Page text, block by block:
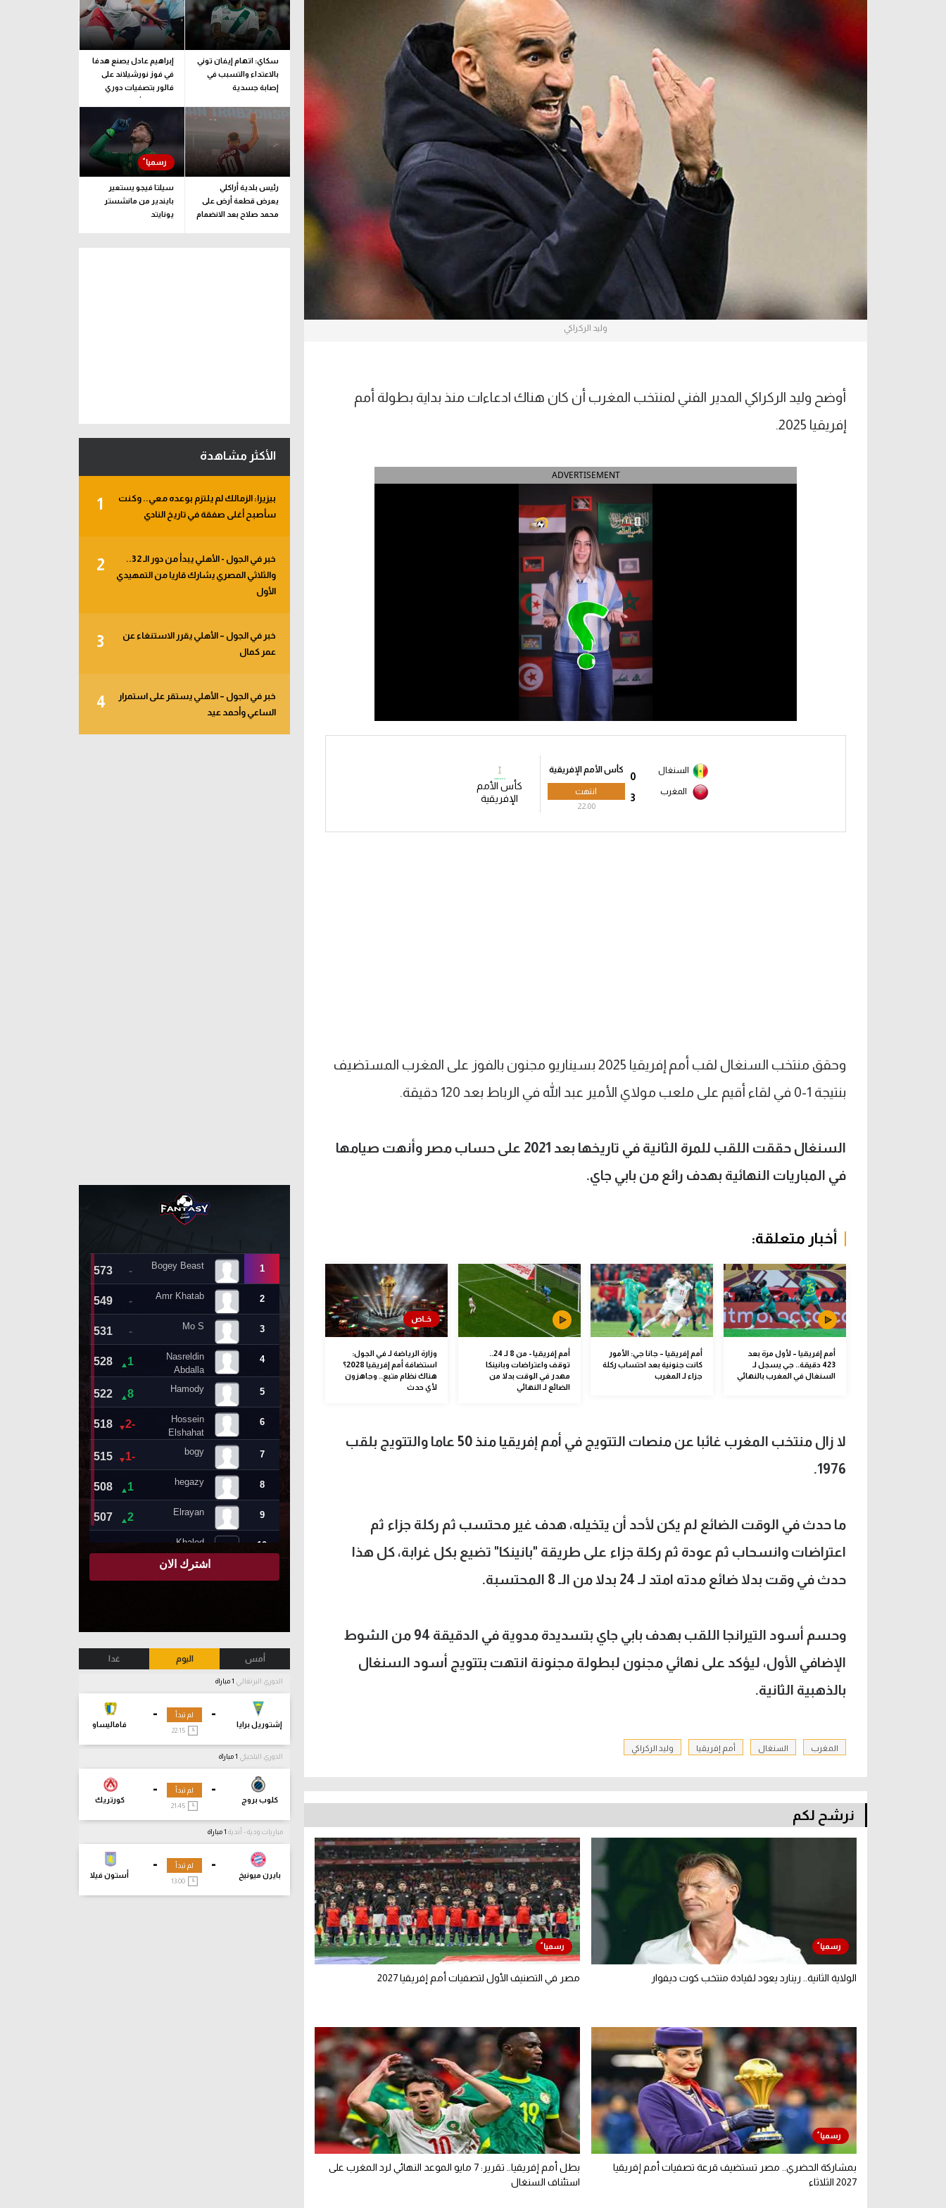
الدوري السعودي للمحترفين
دوري أبطال أوروبا
دوري أبطال إفريقيا
كل البطولات
دوري أبطال أوروبا
القسم الثاني
رياضات أخرى
وليد الركراكي
أوضح وليد الركراكي المدير الفني لمنتخب المغرب أن كان هناك ادعاءات منذ بداية بطولة أمم
إفريقيا 2025.
ADVERTISEMENT
0
السنغال
3
المغرب
كأس الأمم الإفريقية
انتهت
22:00
كأس الأمم
الإفريقية
وحقق منتخب السنغال لقب أمم إفريقيا 2025 بسيناريو مجنون بالفوز على المغرب المستضيف
بنتيجة 1-0 في لقاء أقيم على ملعب مولاي الأمير عبد الله في الرباط بعد 120 دقيقة.
السنغال حققت اللقب للمرة الثانية في تاريخها بعد 2021 على حساب مصر وأنهت صيامها
في المباريات النهائية بهدف رائع من بابي جاي.
أخبار متعلقة:
أمم إفريقيا – لأول مرة بعد
423 دقيقة.. جي يسجل لـ
السنغال في المغرب بالنهائي
أمم إفريقيا – جانا جي: الأمور
كانت جنونية بعد احتساب ركلة
جزاء لـ المغرب
أمم إفريقيا - من 8 لـ 24..
توقف واعتراضات وبانينكا
مهدر في الوقت بدلا من
الضائع لـ النهائي
وزارة الرياضة لـ في الجول:
استضافة أمم إفريقيا 2028؟
هناك نظام متبع.. وجاهزون
لأي حدث
لا زال منتخب المغرب غائبا عن منصات التتويج في أمم إفريقيا منذ 50 عاما والتتويج بلقب
1976.
ما حدث في الوقت الضائع لم يكن لأحد أن يتخيله، هدف غير محتسب ثم ركلة جزاء ثم
اعتراضات وانسحاب ثم عودة ثم ركلة جزاء على طريقة "بانينكا" تضيع بكل غرابة، كل هذا
حدث في وقت بدلا ضائع مدته امتد لـ 24 بدلا من الـ 8 المحتسبة.
وحسم أسود التيرانجا اللقب بهدف بابي جاي بتسديدة مدوية في الدقيقة 94 من الشوط
الإضافي الأول، ليؤكد على نهائي مجنون لبطولة مجنونة انتهت بتتويج أسود السنغال
بالذهبية الثانية.
المغرب السنغال أمم إفريقيا وليد الركراكي
نرشح لكم
الولاية الثانية.. رينارد يعود لقيادة منتخب كوت ديفوار مصر في التصنيف الأول لتصفيات أمم إفريقيا 2027
بمشاركة الحضري.. مصر تستضيف قرعة تصفيات أمم إفريقيا
2027 الثلاثاء
بطل أمم إفريقيا.. تقرير: 7 مايو الموعد النهائي لرد المغرب على
استئناف السنغال
سكاي: اتهام إيفان توني
بالاعتداء والتسبب في
إصابة جسدية
إبراهيم عادل يصنع هدفا
في فوز نورشيلاند على
فالور بتصفيات دوري
المؤتمر الأوروبي
رئيس بلدية أراكلي
يعرض قطعة أرض على
محمد صلاح بعد الانضمام
سيلتا فيجو يستعير
بايندير من مانشستر
يونايتد
الأكثر مشاهدة
1
بيزيرا: الزمالك لم يلتزم بوعده معي.. وكنت
سأصبح أغلى صفقة في تاريخ النادي
2
خبر في الجول - الأهلي يبدأ من دور الـ 32..
والثلاثي المصري يشارك قاريا من التمهيدي
الأول
3
خبر في الجول – الأهلي يقرر الاستنغاء عن
عمر كمال
4
خبر في الجول – الأهلي يستقر على استمرار
الساعي وأحمد عيد
أمس اليوم غدا
الدوري البرتغالي
-
إشتوريل برايا
-
فاماليساو
لم تبدأ
22:15
الدوري البلجيكي
-
كلوب بروج
-
كورتريك
لم تبدأ
مباريات ودية - أندية
-
بايرن ميونيخ
-
أستون فيلا
لم تبدأ